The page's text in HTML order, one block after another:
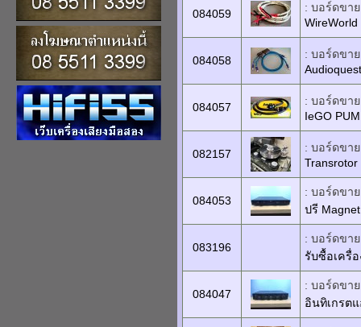
084059
: บอร์ดขาย
WireWorld
084058
: บอร์ดขาย
084057
: บอร์ดขาย
IeGO
082157
: บอร์ดขาย
Transrotor
084053
: บอร์ดขาย
ปรี
083196
: บอร์ดขาย
รับซื้อเครื่
084047
: บอร์ดขาย
อินทิเกรต